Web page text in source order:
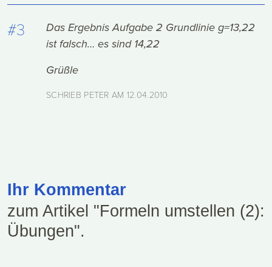
#3
Das Ergebnis Aufgabe 2 Grundlinie g=13,22
ist falsch… es sind 14,22
Grüßle
SCHRIEB PETER AM 12.04.2010
Ihr Kommentar
zum Artikel "Formeln umstellen (2):
Übungen".